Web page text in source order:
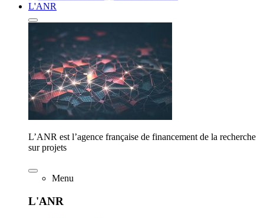
L'ANR
L’ANR est l’agence française de financement de la recherche
sur projets
Menu
L'ANR